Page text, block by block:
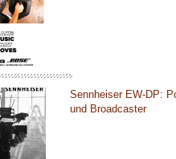
Sennheiser EW-DP:
und Broadcaster